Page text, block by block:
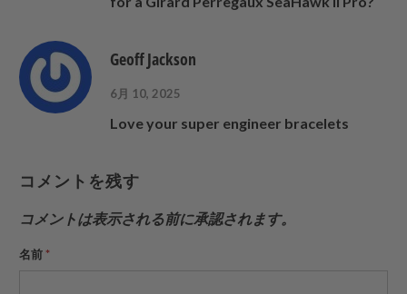
だ
Geoff Jackson
6月 10, 2025
Love your super engineer bracelets
コメントを残す
コメントは表示される前に承認されます。
名前 *